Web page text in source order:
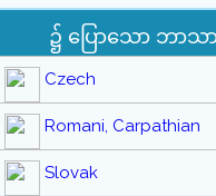
၌ ပြောသော ဘာသ
Czech
Romani, Carpathian
Slovak